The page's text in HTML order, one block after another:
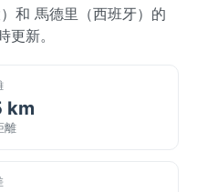
和 馬德里（西班牙）的
新。
km
離